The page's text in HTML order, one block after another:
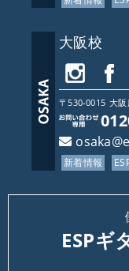
大阪校
〒530-0015 大阪
新着情報
ESPギ